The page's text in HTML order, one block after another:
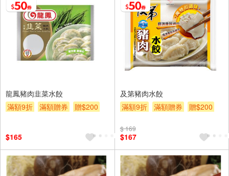
龍鳳豬肉韭菜水餃
滿額9折
滿額贈券 贈$200
$165
及第豬肉水餃
滿額9折
滿額贈券 贈$200
$ 169
$167